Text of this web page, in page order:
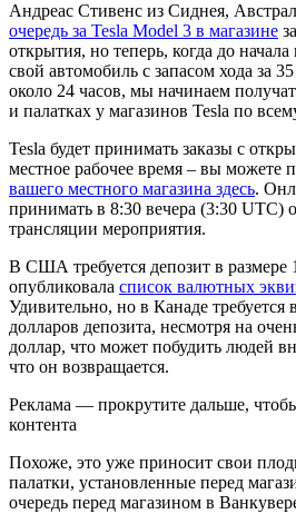
Андреас Стивенс из Сиднея,
очередь за Tesla Model 3 в магазине
открытия, но теперь, когда до начала
свой автомобиль с запасом хода за
около 24 часов, мы начинаем
и палатках у магазинов Tesla по
Tesla будет принимать заказы с
местное рабочее время – вы можете
вашего местного магазина здесь.
принимать в 8:30 вечера (3:30 UTC)
трансляции мероприятия.
В США требуется депозит в размере
опубликовала список валютных
Удивительно, но в Канаде требуется
долларов депозита, несмотря на
доллар, что может побудить людей
что он возвращается.
Реклама — прокрутите дальше,
контента
Похоже, это уже приносит свои
палатки, установленные перед
очередь перед магазином в